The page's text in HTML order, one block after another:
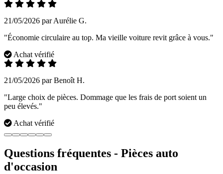
21/05/2026 par Aurélie G.
"Économie circulaire au top. Ma vieille voiture revit grâce à vous."
Achat vérifié
21/05/2026 par Benoît H.
"Large choix de pièces. Dommage que les frais de port soient un
peu élevés."
Achat vérifié
Questions fréquentes - Pièces auto
d'occasion